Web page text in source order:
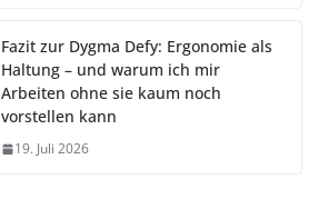
Fazit zur Dygma Defy: Ergonomie als
Haltung – und warum ich mir
Arbeiten ohne sie kaum noch
vorstellen kann
19. Juli 2026